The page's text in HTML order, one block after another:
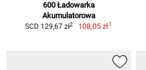
600 Ładowarka
Akumulatorowa
SCD 129,67 zł2 108,05 zł1